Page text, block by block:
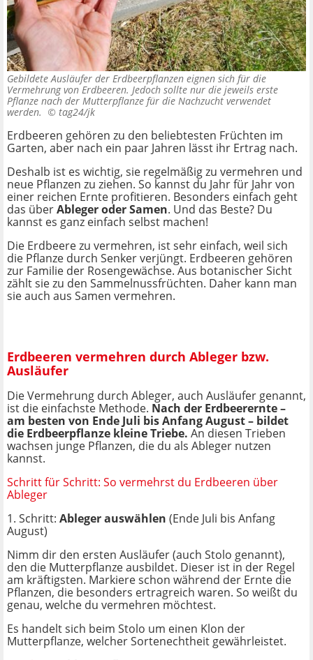
Gebildete Ausläufer der Erdbeerpflanzen eignen sich für die
Vermehrung von Erdbeeren. Jedoch sollte nur die jeweils erste
Pflanze nach der Mutterpflanze für die Nachzucht verwendet
werden. © tag24/jk
Erdbeeren gehören zu den beliebtesten Früchten im
Garten, aber nach ein paar Jahren lässt ihr Ertrag nach.
Deshalb ist es wichtig, sie regelmäßig zu vermehren und
neue Pflanzen zu ziehen. So kannst du Jahr für Jahr von
einer reichen Ernte profitieren. Besonders einfach geht
das überAbleger oder Samen. Und das Beste? Du
kannst es ganz einfach selbst machen!
Die Erdbeere zu vermehren, ist sehr einfach, weil sich
die Pflanze durch Senker verjüngt. Erdbeeren gehören
zur Familie der Rosengewächse. Aus botanischer Sicht
zählt sie zu den Sammelnussfrüchten. Daher kann man
sie auch aus Samen vermehren.
Erdbeeren vermehren durch Ableger bzw.
Ausläufer
Die Vermehrung durch Ableger, auch Ausläufer genannt,
ist die einfachste Methode. Nach der Erdbeerernte –
am besten von Ende Juli bis Anfang August – bildet
die Erdbeerpflanze kleine Triebe. An diesen Trieben
wachsen junge Pflanzen, die du als Ableger nutzen
kannst.
Schritt für Schritt: So vermehrst du Erdbeeren über
Ableger
1. Schritt: Ableger auswählen (Ende Juli bis Anfang
August)
Nimm dir den ersten Ausläufer (auch Stolo genannt),
den die Mutterpflanze ausbildet. Dieser ist in der Regel
am kräftigsten. Markiere schon während der Ernte die
Pflanzen, die besonders ertragreich waren. So weißt du
genau, welche du vermehren möchtest.
Es handelt sich beim Stolo um einen Klon der
Mutterpflanze, welcher Sortenechtheit gewährleistet.